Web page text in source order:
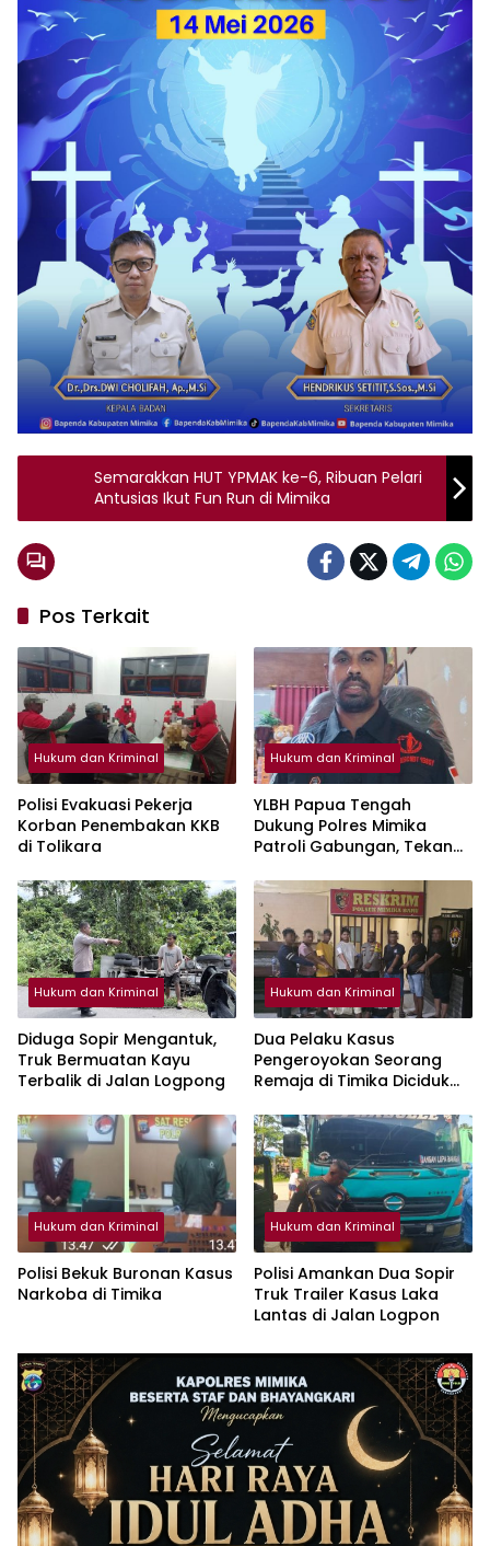
Semarakkan HUT YPMAK ke-6, Ribuan Pelari
Antusias Ikut Fun Run di Mimika
Pos Terkait
Hukum dan Kriminal
Polisi Evakuasi Pekerja
Korban Penembakan KKB
di Tolikara
Hukum dan Kriminal
YLBH Papua Tengah
Dukung Polres Mimika
Patroli Gabungan, Tekan
Mimika
Hukum dan Kriminal
Diduga Sopir Mengantuk,
Truk Bermuatan Kayu
Terbalik di Jalan Logpong
Hukum dan Kriminal
Dua Pelaku Kasus
Pengeroyokan Seorang
Remaja di Timika Diciduk
Hukum dan Kriminal
Polisi Bekuk Buronan Kasus
Narkoba di Timika
Hukum dan Kriminal
Polisi Amankan Dua Sopir
Truk Trailer Kasus Laka
Lantas di Jalan Logpon